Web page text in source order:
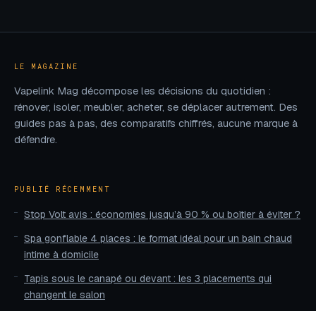
votre appareil
galactique réussie
LE MAGAZINE
Vapelink Mag décompose les décisions du quotidien :
rénover, isoler, meubler, acheter, se déplacer autrement. Des
guides pas à pas, des comparatifs chiffrés, aucune marque à
défendre.
PUBLIÉ RÉCEMMENT
Stop Volt avis : économies jusqu’à 90 % ou boîtier à éviter ?
Spa gonflable 4 places : le format idéal pour un bain chaud
intime à domicile
Tapis sous le canapé ou devant : les 3 placements qui
changent le salon